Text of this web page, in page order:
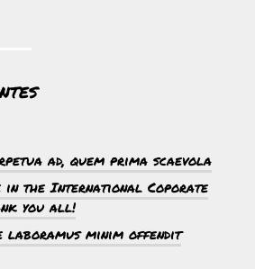
ad, quem prima scaevola
the International Coporate
you all!
laboramus minim offendit